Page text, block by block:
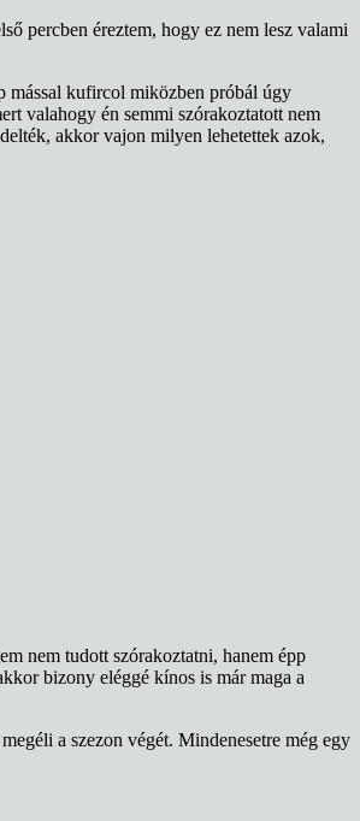
percben éreztem, hogy ez nem lesz valami
mással kufircol miközben próbál úgy
valahogy én semmi szórakoztatott nem
akkor vajon milyen lehetettek azok,
nem tudott szórakoztatni, hanem épp
bizony eléggé kínos is már maga a
a szezon végét. Mindenesetre még egy